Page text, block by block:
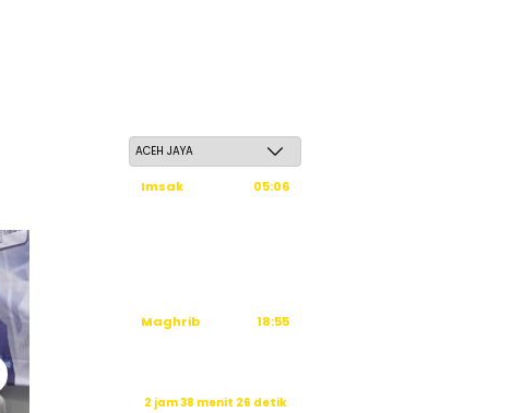
Imsak
05:06
Maghrib
18:55
2 jam 38 menit 24 detik